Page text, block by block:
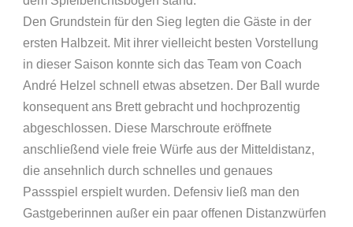
Den Grundstein für den Sieg legten die Gäste in der
ersten Halbzeit. Mit ihrer vielleicht besten Vorstellung
in dieser Saison konnte sich das Team von Coach
André Helzel schnell etwas absetzen. Der Ball wurde
konsequent ans Brett gebracht und hochprozentig
abgeschlossen. Diese Marschroute eröffnete
anschließend viele freie Würfe aus der Mitteldistanz,
die ansehnlich durch schnelles und genaues
Passspiel erspielt wurden. Defensiv ließ man den
Gastgeberinnen außer ein paar offenen Distanzwürfen